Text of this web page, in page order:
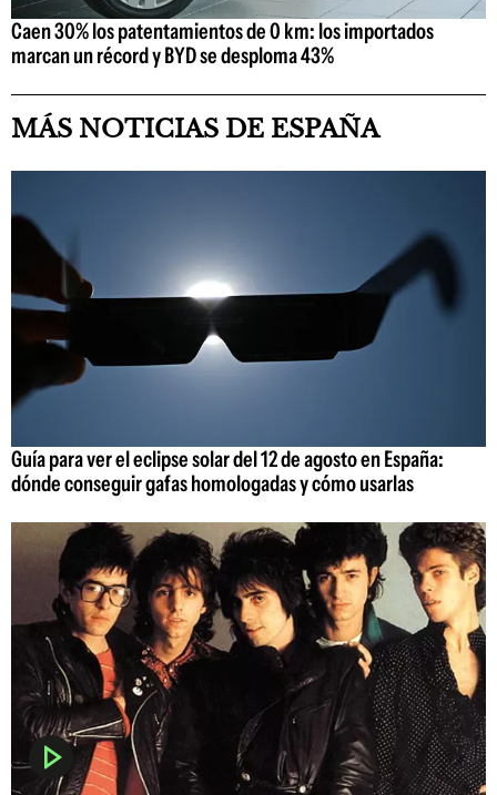
Caen 30% los patentamientos de 0 km: los importados
marcan un récord y BYD se desploma 43%
MÁS NOTICIAS DE ESPAÑA
Guía para ver el eclipse solar del 12 de agosto en España:
dónde conseguir gafas homologadas y cómo usarlas